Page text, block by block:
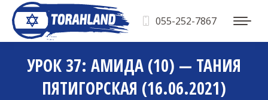
055-252-7867
УРОК 37: АМИДА (10) — ТАНИЯ
ПЯТИГОРСКАЯ (16.06.2021)